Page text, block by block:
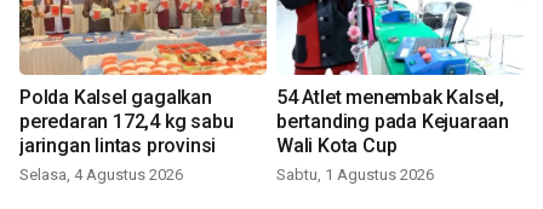
Polda Kalsel gagalkan
peredaran 172,4 kg sabu
jaringan lintas provinsi
Selasa, 4 Agustus 2026
54 Atlet menembak Kalsel,
bertanding pada Kejuaraan
Wali Kota Cup
Sabtu, 1 Agustus 2026